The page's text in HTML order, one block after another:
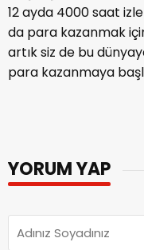
ulaşmış olması,
12 ayda 4000 saat
da para kazanmak
artık siz de bu
YORUM YAP